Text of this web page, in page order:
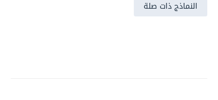
النماذج ذات صلة